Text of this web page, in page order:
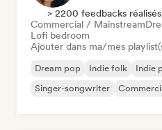
> 2200 feedbacks réalisés
Commercial / Mainstream
Lofi bedroom
Ajouter dans ma/mes
Dream pop Indie folk Indie
Singer-songwriter